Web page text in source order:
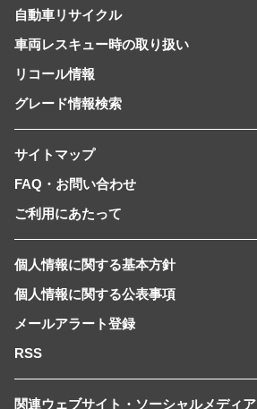
自動車リサイクル
車両レスキュー時の取り扱い
リコール情報
グレード情報検索
サイトマップ
FAQ・お問い合わせ
ご利用にあたって
個人情報に関する基本方針
個人情報に関する公表事項
メールアラート登録
RSS
関連ウェブサイト・ソーシャルメディア